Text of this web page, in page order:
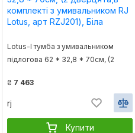
Lotus-l тумба з умивальником
підлогова 62 * 32,8 * 70см, (2
умивальником RJ Lotus, арт
RZJ201), Біла
₴ 7 463
rj
Купити